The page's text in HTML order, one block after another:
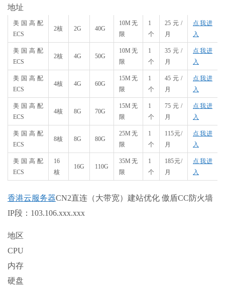
地址
美国高配
ECS
2核 2G 40G
10M无
限
1
个
25元/
月
点我进
入
美国高配
ECS
2核 4G 50G
10M无
限
1
个
35元/
月
点我进
入
美国高配
ECS
4核 4G 60G
15M无
限
1
个
45元/
月
点我进
入
美国高配
ECS
4核 8G 70G
15M无
限
1
个
75元/
月
点我进
入
美国高配
ECS
8核 8G 80G
25M无
限
1
个
115元/
月
点我进
入
美国高配
ECS
16
核
16G 110G
35M无
限
1
个
185元/
月
点我进
入
香港云服务器CN2直连（大带宽）建站优化 傲盾CC防火墙
IP段：103.106.xxx.xxx
地区
CPU
内存
硬盘